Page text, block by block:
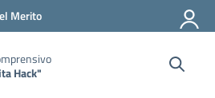
Merito
Hack"